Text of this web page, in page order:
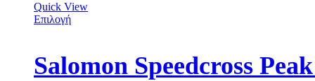
Quick View
Επιλογή
Salomon Speedcross